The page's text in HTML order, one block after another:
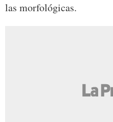
las morfológicas.